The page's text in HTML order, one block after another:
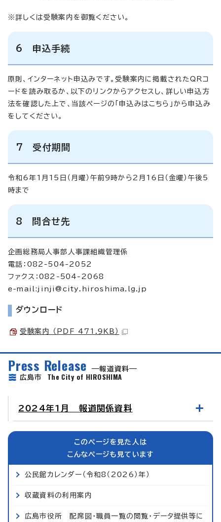
※詳しくは受験案内を御覧ください。
6 申込手続
原則、インターネット申込みです。受験案内に掲載されたQRコ
ードを読み取るか、以下のリンクからアクセスし、詳しい申込方
法を確認した上で、当該ページの「申込みはこちら」から申込み
をしてください。
7 受付期間
令和6年1月15日（月曜）午前9時から2月16日（金曜）午後5
時まで
8 問合せ先
企画総務局人事部人事課組織管理係
電話：082-504-2052
ファクス：082-504-2068
e-mail: jinji@city.hiroshima.lg.jp
ダウンロード
受験案内 （PDF 471.9KB）
Press Release
報道資料
広島市 The City of HIROSHIMA
2024年1月 報道関係資料
このページを見た人は
こんなページも見ています
公民館カレンダー（令和8（2026）年）
収蔵資料の利用案内
広島市役所 配席図・職員一覧の閲覧・データ提供等に